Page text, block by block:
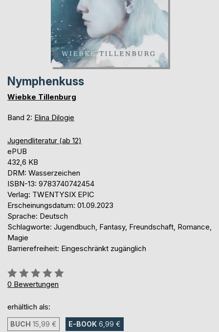
Nymphenkuss
Wiebke Tillenburg
Band 2: Elina Dilogie
Jugendliteratur (ab 12)
ePUB
432,6 KB
DRM: Wasserzeichen
ISBN-13: 9783740742454
Verlag: TWENTYSIX EPIC
Erscheinungsdatum: 01.09.2023
Sprache: Deutsch
Schlagworte: Jugendbuch, Fantasy, Freundschaft, Romance,
Magie
Barrierefreiheit: Eingeschränkt zugänglich
Bewertung::
0%
0 Bewertungen
erhältlich als:
BUCH 15,99 € E-BOOK 6,99 €